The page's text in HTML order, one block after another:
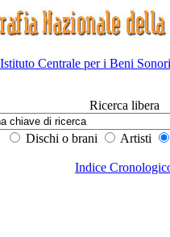
Istituto Centrale per i Beni
Ricerca libera
Dischi o brani Artisti
Indice